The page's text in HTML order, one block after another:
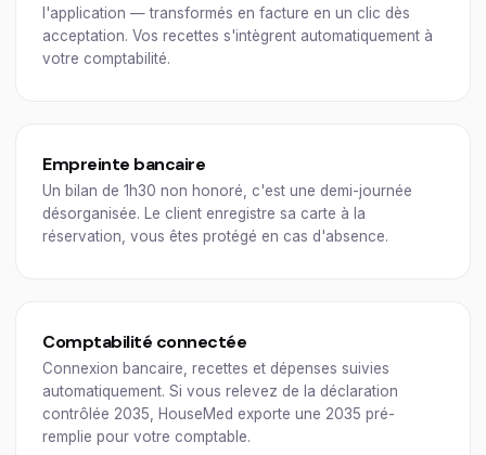
l'application — transformés en facture en un clic dès
acceptation. Vos recettes s'intègrent automatiquement à
votre comptabilité.
Empreinte bancaire
Un bilan de 1h30 non honoré, c'est une demi-journée
désorganisée. Le client enregistre sa carte à la
réservation, vous êtes protégé en cas d'absence.
Comptabilité connectée
Connexion bancaire, recettes et dépenses suivies
automatiquement. Si vous relevez de la déclaration
contrôlée 2035, HouseMed exporte une 2035 pré-
remplie pour votre comptable.